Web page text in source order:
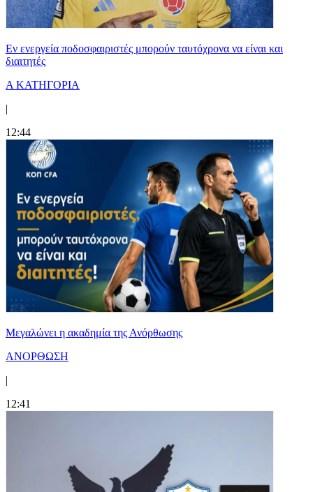
Εν ενεργεία ποδοσφαιριστές μπορούν ταυτόχρονα να είναι και
διαιτητές
Α ΚΑΤΗΓΟΡΙΑ
|
12:44
Μεγαλώνει η ακαδημία της Ανόρθωσης
ΑΝΟΡΘΩΣΗ
|
12:41